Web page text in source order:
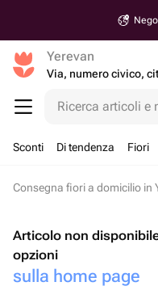
Yerevan
Via, numero civico,
Ricerca articoli e
Sconti Di tendenza Fiori
Consegna fiori a domicilio in
Articolo non
opzioni
sulla home page